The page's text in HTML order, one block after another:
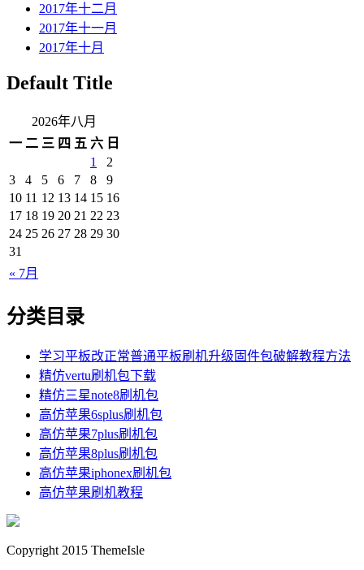
2017年十二月
2017年十一月
2017年十月
Default Title
2026年八月
一 二 三 四 五 六 日
« 7月
1
2
3
4 5 6 7 8
9
10 11 12 13 14 15 16
17 18 19 20 21 22 23
24 25 26 27 28 29 30
31
分类目录
学习平板改正常普通平板刷机升级固件包破解教程方法
精仿vertu刷机包下载
精仿三星note8刷机包
高仿苹果6splus刷机包
高仿苹果7plus刷机包
高仿苹果8plus刷机包
高仿苹果iphonex刷机包
高仿苹果刷机教程
Copyright 2015 ThemeIsle